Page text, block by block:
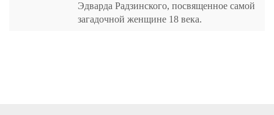
Эдварда Радзинского, посвященное самой
загадочной женщине 18 века.